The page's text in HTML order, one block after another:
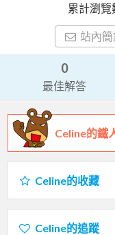
累計瀏覽
站內簡
0
最佳解答
Celine的鐵
Celine的收藏
Celine的追蹤